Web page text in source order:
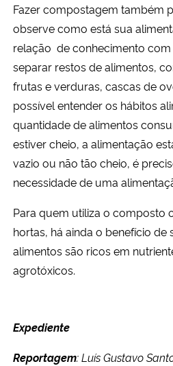
Fazer compostagem também
observe como está sua
relação de conhecimento
separar restos de alimentos,
frutas e verduras, cascas de
possível entender os hábitos
quantidade de alimentos
estiver cheio, a alimentação
vazio ou não tão cheio, é
necessidade de uma
Para quem utiliza o composto
hortas, há ainda o benefício de
alimentos são ricos em
agrotóxicos.
Expediente
Reportagem: Luís Gustavo